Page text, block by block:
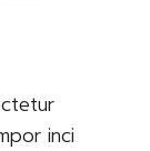
inci